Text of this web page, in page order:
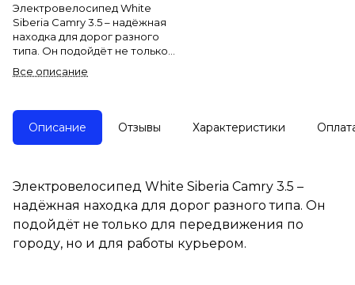
Электровелосипед White
Siberia Camry 3.5 – надёжная
находка для дорог разного
типа. Он подойдёт не только
но и для работы курьером.
У него эксклюзивный дизайн,
легкосъёмный АКБ, также в
комплекте идёт
дополнительное сидение, со
спинкой.
Camry 3.5 – техника для
Все описание
Описание Отзывы Характеристики
Электровелосипед White Siberia Camry 3.5 –
надёжная находка для дорог разного типа. Он
подойдёт не только для передвижения по
городу, но и для работы курьером.